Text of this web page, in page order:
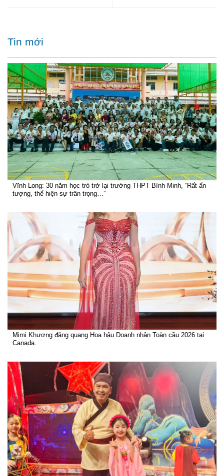
Tin mới
Vĩnh Long: 30 năm học trò trở lại trường THPT Bình Minh, “Rất ấn
tượng, thể hiện sự trân trọng…”
Mimi Khương đăng quang Hoa hậu Doanh nhân Toàn cầu 2026 tại
Canada.